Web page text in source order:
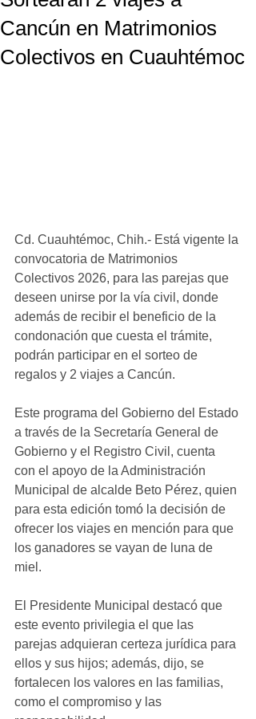
Cancún en Matrimonios
Colectivos en Cuauhtémoc
Cd. Cuauhtémoc, Chih.- Está vigente la
convocatoria de Matrimonios
Colectivos 2026, para las parejas que
deseen unirse por la vía civil, donde
además de recibir el beneficio de la
condonación que cuesta el trámite,
podrán participar en el sorteo de
regalos y 2 viajes a Cancún.
Este programa del Gobierno del Estado
a través de la Secretaría General de
Gobierno y el Registro Civil, cuenta
con el apoyo de la Administración
Municipal de alcalde Beto Pérez, quien
para esta edición tomó la decisión de
ofrecer los viajes en mención para que
los ganadores se vayan de luna de
miel.
El Presidente Municipal destacó que
este evento privilegia el que las
parejas adquieran certeza jurídica para
ellos y sus hijos; además, dijo, se
fortalecen los valores en las familias,
como el compromiso y las